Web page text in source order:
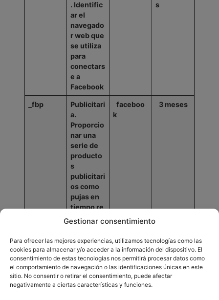
Gestionar consentimiento
Para ofrecer las mejores experiencias, utilizamos tecnologías como las
cookies para almacenar y/o acceder a la información del dispositivo. El
consentimiento de estas tecnologías nos permitirá procesar datos como
el comportamiento de navegación o las identificaciones únicas en este
sitio. No consentir o retirar el consentimiento, puede afectar
negativamente a ciertas características y funciones.
. Identific
arel
navegado
r web que
se utiliza
para
conectars
e a
Facebook
s
_fbp
Publicitari
a.
Proporcio
nar una
serie de
producto
s
publicitari
os como
pujas en
tiempore
faceboo
k
3 meses
.Cookies
necesario
sparaelc
ompleme
nto social